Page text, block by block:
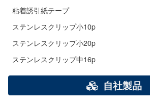
粘着誘引紙テープ
ステンレスクリップ小10p
ステンレスクリップ小20p
ステンレスクリップ中16p
自社製品